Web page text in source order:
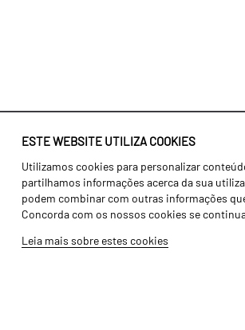
ESTE WEBSITE UTILIZA COOKIES
Utilizamos cookies para personalizar
partilhamos informações acerca da sua
podem combinar com outras informações
Concorda com os nossos cookies se
Leia mais sobre estes cookies
Identidade
História
Fábrica / Produção
Recursos Humanos